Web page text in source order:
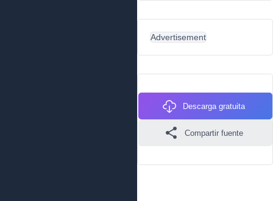
Advertisement
Descarga gratuita
Compartir fuente